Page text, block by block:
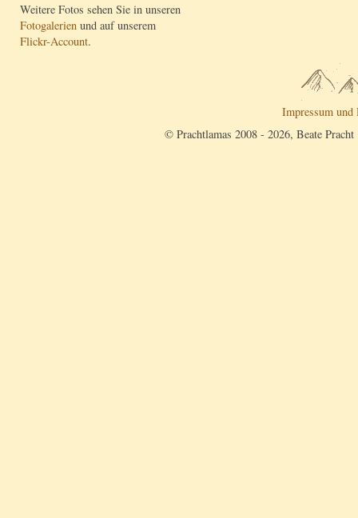
Weitere Fotos sehen Sie in unseren
Fotogalerien und auf unserem
Flickr-Account.
Impressum und
© Prachtlamas 2008 - 2026, Beate Pracht